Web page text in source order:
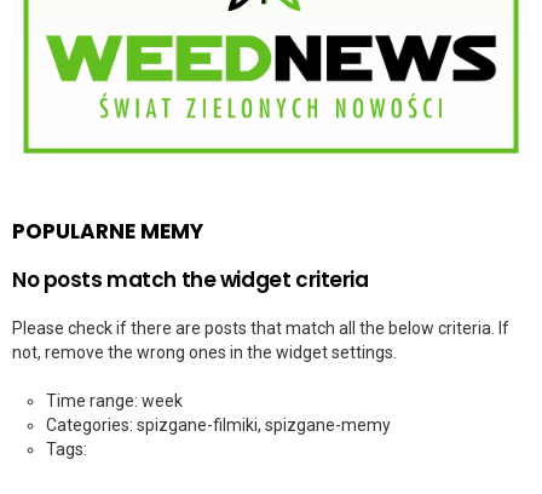
POPULARNE MEMY
No posts match the widget criteria
Please check if there are posts that match all the below criteria. If
not, remove the wrong ones in the widget settings.
Time range: week
Categories: spizgane-filmiki, spizgane-memy
Tags: